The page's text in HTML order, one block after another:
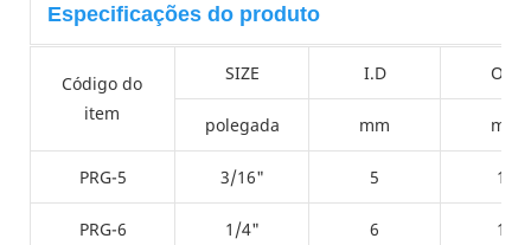
Especificações do produto
Código do
item
SIZE I.D O.D
polegada mm mm
PRG-5 3/16" 5 12
PRG-6 1/4" 6 13